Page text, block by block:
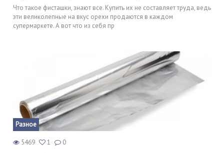
Что такое фисташки, знают все. Купить их не составляет труда, ведь
эти великолепные на вкус орехи продаются в каждом
супермаркете. А вот что из себя пр
Разное
5469 1 0